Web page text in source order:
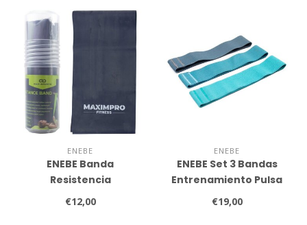
ENEBE
ENEBE Banda
Resistencia
(1200x150x0.65mm)
€12,00
ENEBE
ENEBE Set 3 Bandas
Entrenamiento Pulsa
€19,00